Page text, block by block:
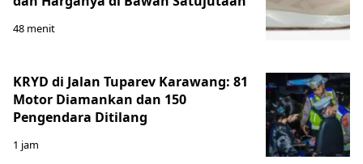
48 menit
KRYD di Jalan Tuparev Karawang: 81
Motor Diamankan dan 150
Pengendara Ditilang
1 jam